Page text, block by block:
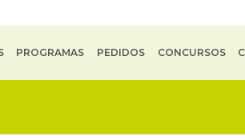
PROGRAMAS PEDIDOS CONCURSOS